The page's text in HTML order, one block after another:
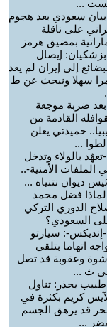
...
بيان سعودي بعد هجوم
على ناقلة
بمضيق هرمز
بزشكيان: إيصال
إلى إيران لم يعد
سهلا ونبحث عن ط
بعد ضربة موجعة
القادمة من
حميدتي يعلن
...
-تعهّد بالولاء وتدخل
الملفات الأمنية-..
ديوان نتنياه ...
لماذا فضل محمد
الدوري التركي
السعودي؟
-إنديكس-: سيارتو
اتهاما بتلقي
وعقوبة قد تصل
ث ...
طبيب يحذر: تناول
كريم بكثرة في
قد يرهق الجسم
...